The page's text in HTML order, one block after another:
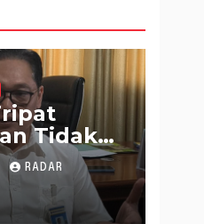
Tidak
RADAR